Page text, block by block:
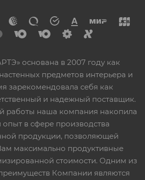
основана в 2007 году как
предметов интерьера и
зарекомендовала себя как
и надежный поставщик.
работы наша компания накопила
в сфере производства
продукции, позволяющей
максимально продуктивные
стоимости. Одним из
Компании являются